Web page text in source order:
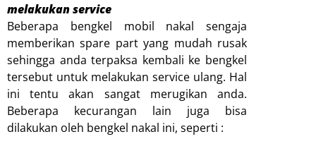
melakukan service
Beberapa bengkel mobil nakal sengaja
memberikan spare part yang mudah rusak
sehingga anda terpaksa kembali ke bengkel
tersebut untuk melakukan service ulang. Hal
ini tentu akan sangat merugikan anda.
Beberapa kecurangan lain juga bisa
dilakukan oleh bengkel nakal ini, seperti :